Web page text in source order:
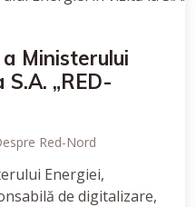
Ministerului
„RED-
Red-Nord
Energiei,
de digitalizare,